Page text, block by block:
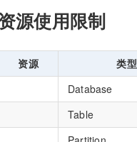
源使用限制
资源 类型
Database
Table